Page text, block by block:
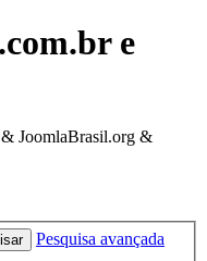
e
& JoomlaBrasil.org &
Pesquisa avançada